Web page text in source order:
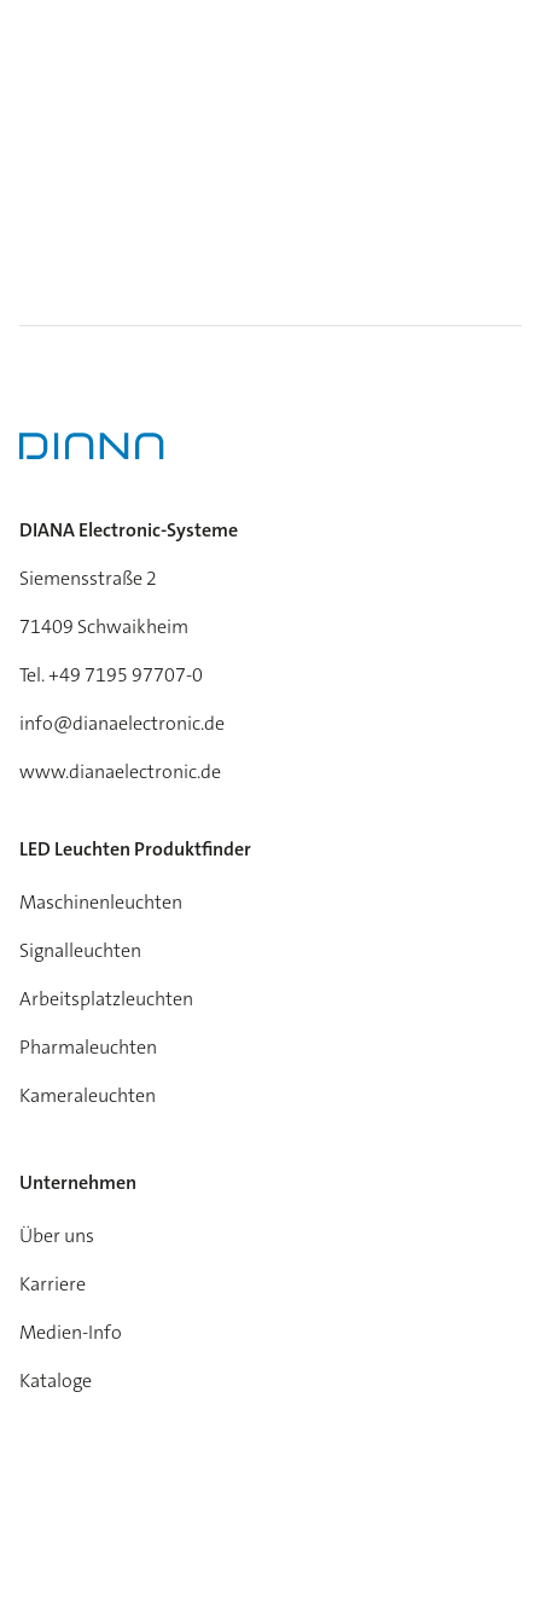
DIANA Electronic-Systeme
Siemensstraße 2
71409 Schwaikheim
Tel. +49 7195 97707-0
info@dianaelectronic.de
www.dianaelectronic.de
LED Leuchten Produktfinder
Maschinenleuchten
Signalleuchten
Arbeitsplatzleuchten
Pharmaleuchten
Kameraleuchten
Unternehmen
Über uns
Karriere
Medien-Info
Kataloge